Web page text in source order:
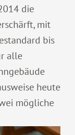
die
mit
bis
alle
heute
mögliche